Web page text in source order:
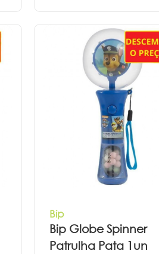
Bip
Bip Globe Spinner
Patrulha Pata 1un